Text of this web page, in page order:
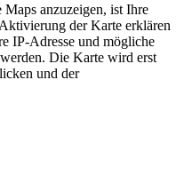
anzuzeigen, ist Ihre
der Karte erklären
IP-Adresse und mögliche
Die Karte wird erst
und der